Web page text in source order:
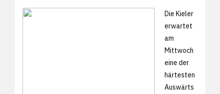
Die Kieler
erwartet
am
Mittwoch
eine der
härtesten
Auswärts